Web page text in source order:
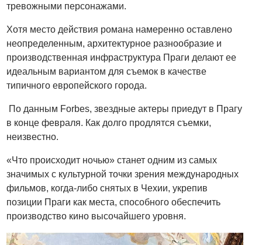
тревожными персонажами.
Хотя место действия романа намеренно оставлено
неопределенным, архитектурное разнообразие и
производственная инфраструктура Праги делают ее
идеальным вариантом для съемок в качестве
типичного европейского города.
По данным Forbes, звездные актеры приедут в Прагу
в конце февраля. Как долго продлятся съемки,
неизвестно.
«Что происходит ночью» станет одним из самых
значимых с культурной точки зрения международных
фильмов, когда-либо снятых в Чехии, укрепив
позиции Праги как места, способного обеспечить
производство кино высочайшего уровня.